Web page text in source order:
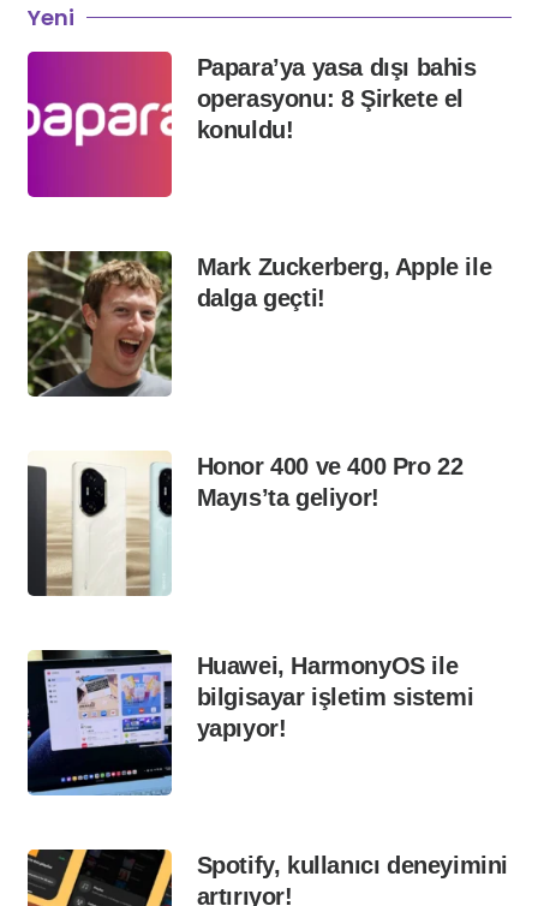
Yeni
Papara’ya yasa dışı bahis
operasyonu: 8 Şirkete el
konuldu!
Mark Zuckerberg, Apple ile
dalga geçti!
Honor 400 ve 400 Pro 22
Mayıs’ta geliyor!
Huawei, HarmonyOS ile
bilgisayar işletim sistemi
yapıyor!
Spotify, kullanıcı deneyimini
artırıyor!